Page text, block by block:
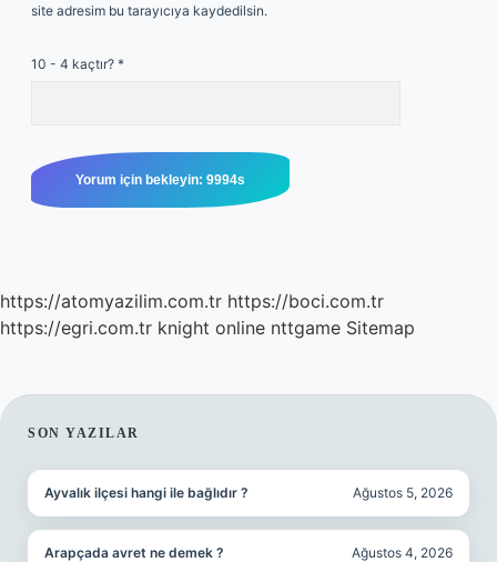
site adresim bu tarayıcıya kaydedilsin.
10 - 4 kaçtır? *
https://atomyazilim.com.tr https://boci.com.tr
https://egri.com.tr knight online nttgame Sitemap
SIDEBAR
SON YAZILAR
Ayvalık ilçesi hangi ile bağlıdır ? Ağustos 5, 2026
Arapçada avret ne demek ? Ağustos 4, 2026